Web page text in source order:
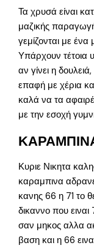
Τα χρυσά είναι
μαζικής
γεμίζονται με
Υπάρχουν τέτοια
αν γίνει η
επαφή με χέρια
καλά να τα
με την εσοχή
Κυριε Νικητα
καραμπινα
κανης 66 η 71 το
δικαννο που
σαν μηκος αλλα
βαση και η 66